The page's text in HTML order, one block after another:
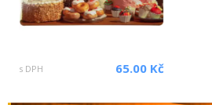
s DPH 65.00 Kč